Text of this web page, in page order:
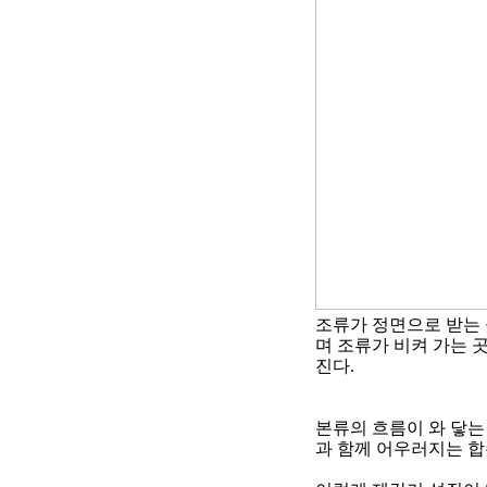
조류가 정면으로 받
며 조류가 비켜 가는
진다.
본류의 흐름이 와 닿
과 함께 어우러지는